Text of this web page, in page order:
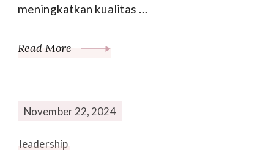
meningkatkan kualitas …
Read More
November 22, 2024
leadership